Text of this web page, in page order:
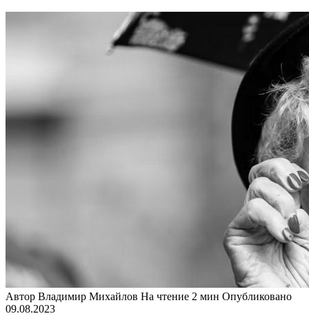
Автор Владимир Михайлов На чтение 2 мин Опубликовано
09.08.2023